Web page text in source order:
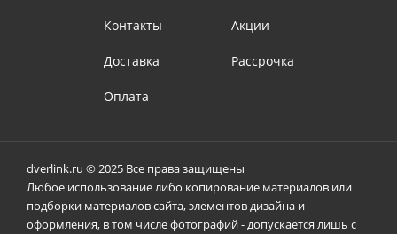
Контакты
Доставка
Оплата
Акции
Рассрочка
dverlink.ru © 2025 Все права защищены
Любое использование либо копирование материалов или
подборки материалов сайта, элементов дизайна и
оформления, в том числе фотографий - допускается лишь с